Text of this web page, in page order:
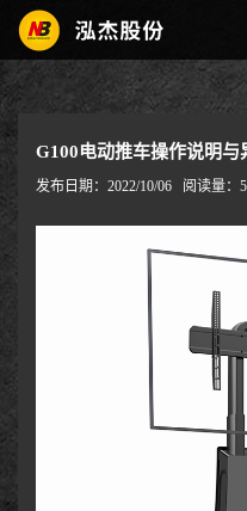
G100电动推车操作说明与
发布日期：2022/10/06 阅读量：